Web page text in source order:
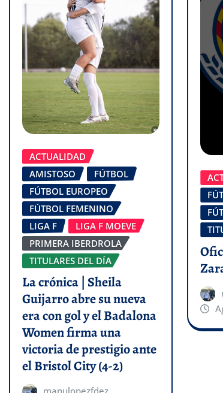
ACTUALIDAD
AMISTOSO
FÚTBOL
FÚTBOL EUROPEO
FÚTBOL FEMENINO
LIGA F
LIGA F MOEVE
PRIMERA IBERDROLA
TITULARES DEL DÍA
La crónica | Sheila
Guijarro abre su nueva
era con gol y el Badalona
Women firma una
victoria de prestigio ante
el Bristol City (4-2)